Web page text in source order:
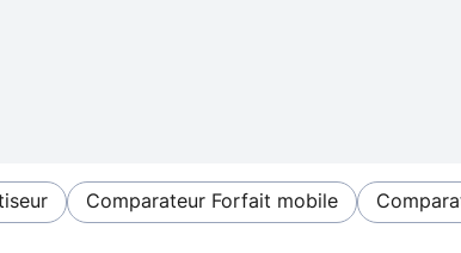
Comparateur Forfait mobile